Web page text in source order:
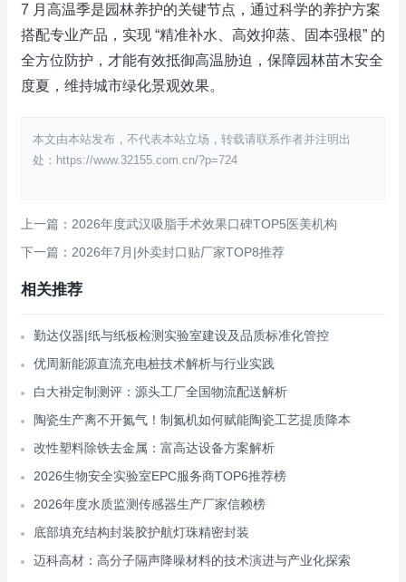
7 月高温季是园林养护的关键节点，通过科学的养护方案
搭配专业产品，实现 “精准补水、高效抑蒸、固本强根” 的
全方位防护，才能有效抵御高温胁迫，保障园林苗木安全
度夏，维持城市绿化景观效果。
本文由本站发布，不代表本站立场，转载请联系作者并注明出
处：https://www.32155.com.cn/?p=724
上一篇：2026年度武汉吸脂手术效果口碑TOP5医美机构
下一篇：2026年7月|外卖封口贴厂家TOP8推荐
相关推荐
勤达仪器|纸与纸板检测实验室建设及品质标准化管控
优周新能源直流充电桩技术解析与行业实践
白大褂定制测评：源头工厂全国物流配送解析
陶瓷生产离不开氮气！制氮机如何赋能陶瓷工艺提质降本
改性塑料除铁去金属：富高达设备方案解析
2026生物安全实验室EPC服务商TOP6推荐榜
2026年度水质监测传感器生产厂家信赖榜
底部填充结构封装胶护航灯珠精密封装
迈科高材：高分子隔声降噪材料的技术演进与产业化探索